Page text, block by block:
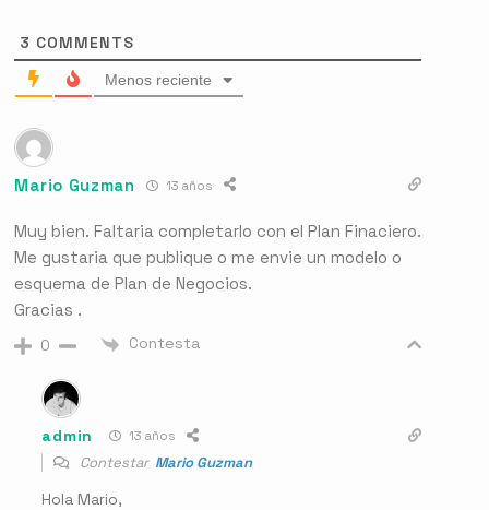
3 COMMENTS
Menos reciente
Mario Guzman 13 años
Muy bien. Faltaria completarlo con el Plan Finaciero.
Me gustaria que publique o me envie un modelo o
esquema de Plan de Negocios.
Gracias .
0 Contesta
admin 13 años
Contestar Mario Guzman
Hola Mario,